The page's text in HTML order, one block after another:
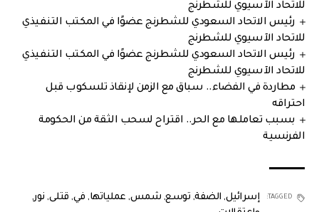
للاتحاد الآسيوي للشطرنج
رئيس الاتحاد السعودي للشطرنج عضوًا في المكتب التنفيذي
للاتحاد الآسيوي للشطرنج
رئيس الاتحاد السعودي للشطرنج عضوًا في المكتب التنفيذي
للاتحاد الآسيوي للشطرنج
مطاردة في الفضاء.. سباق مع الزمن لإنقاذ تلسكوب قبل
احتراقه
بسبب تعاملها مع الحر.. اقتراح لسحب الثقة من الحكومة
الفرنسية
TAGGED: إسرائيل, الضفة, توسع, شمس, عملياتها, في, قتلى, نور,